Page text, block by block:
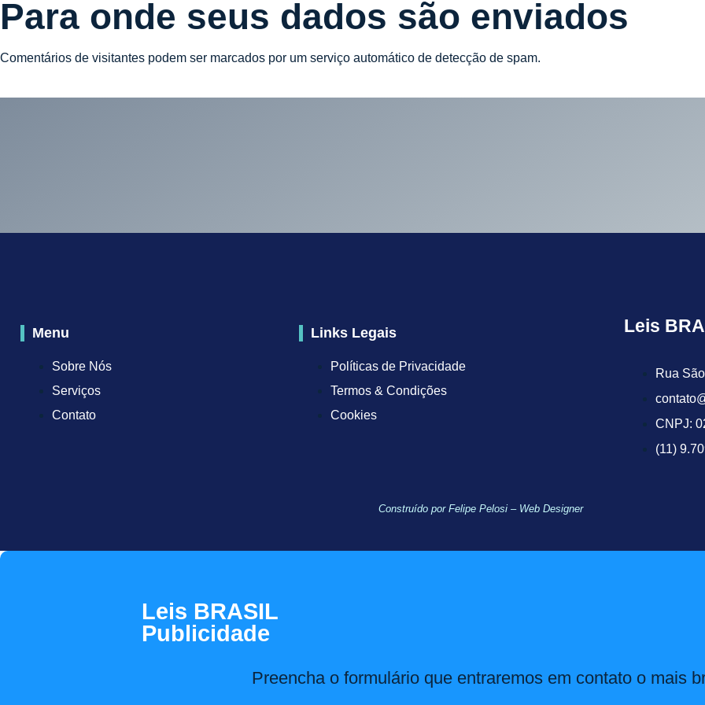
Para onde seus dados são enviados
Comentários de visitantes podem ser marcados por um serviço automático de detecção de spam.
Menu
Sobre Nós
Serviços
Contato
Links Legais
Políticas de Privacidade
Termos & Condições
Cookies
Leis
Rua
CNPJ:
(11)
Construído por Felipe Pelosi – Web Designer
Leis BRASIL
Publicidade
Preencha o formulário que entraremos em contato o mais